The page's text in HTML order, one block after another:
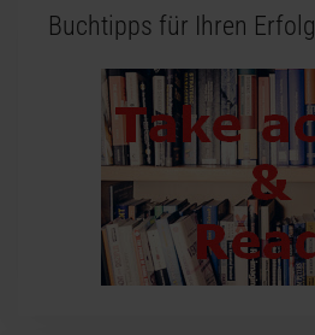
Buchtipps für Ihren Erfolg